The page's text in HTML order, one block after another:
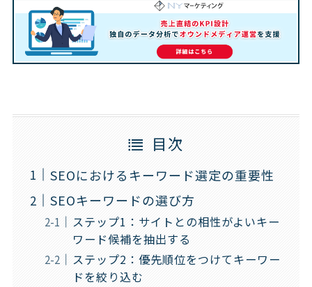
目次
SEOにおけるキーワード選定の重要性
SEOキーワードの選び方
ステップ1：サイトとの相性がよいキー
ワード候補を抽出する
ステップ2：優先順位をつけてキーワー
ドを絞り込む